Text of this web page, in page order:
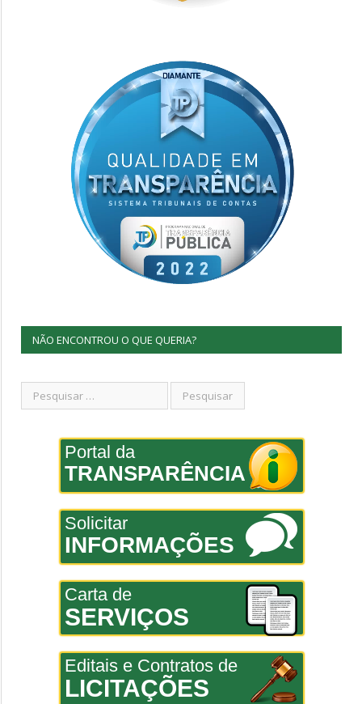
NÃO ENCONTROU O QUE QUERIA?
Portal da
TRANSPARÊNCIA
Solicitar
INFORMAÇÕES
Carta de
SERVIÇOS
Editais e Contratos de
LICITAÇÕES